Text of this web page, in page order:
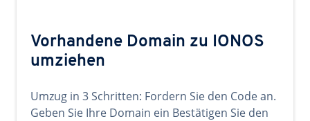
Vorhandene Domain zu IONOS
umziehen
Umzug in 3 Schritten: Fordern Sie den Code an.
Geben Sie Ihre Domain ein Bestätigen Sie den